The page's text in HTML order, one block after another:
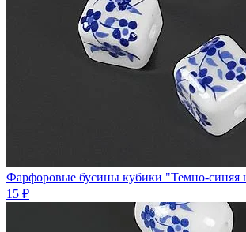
Фарфоровые бусины кубики "Темно-синяя
15 ₽